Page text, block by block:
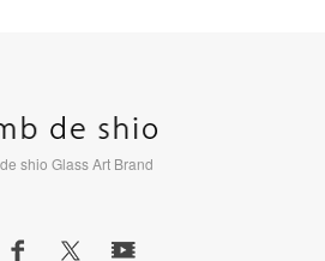
shio Glass Art Brand